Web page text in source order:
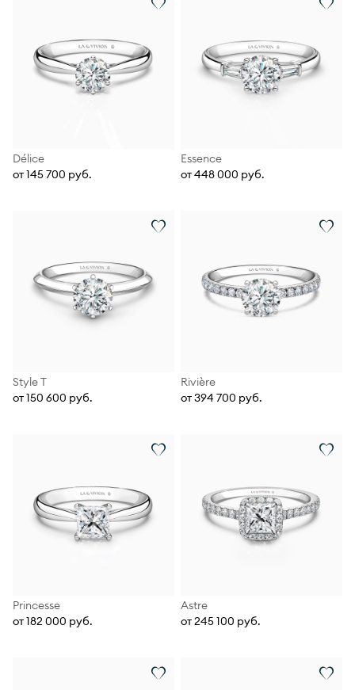
Délice
от 145 700 руб.
Essence
от 448 000 руб.
Style T
от 150 600 руб.
Rivière
от 394 700 руб.
Princesse
от 182 000 руб.
Astre
от 245 100 руб.